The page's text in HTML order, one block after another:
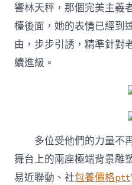
響林天秤，那個完美主義
檯後面，她的表情已經到
由，步步引誘，精準針對
續進級。
多位受他們的力量不
舞台上的兩座極端背景雕
易近聯動、社包養價格ptt